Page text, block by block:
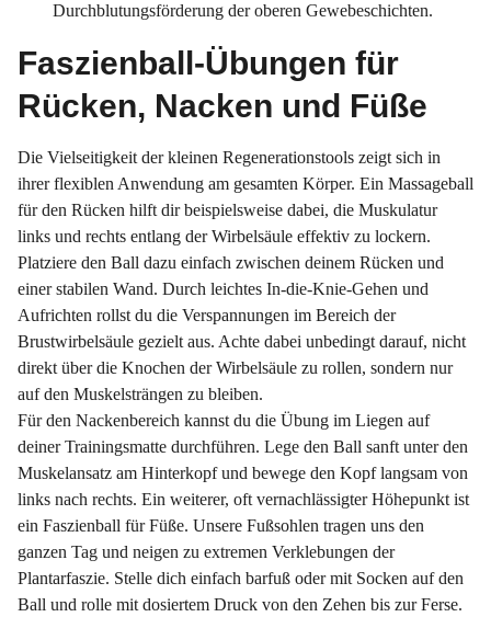
Durchblutungsförderung der oberen Gewebeschichten.
Faszienball-Übungen für
Rücken, Nacken und Füße
Die Vielseitigkeit der kleinen Regenerationstools zeigt sich in
ihrer flexiblen Anwendung am gesamten Körper. Ein Massageball
für den Rücken hilft dir beispielsweise dabei, die Muskulatur
links und rechts entlang der Wirbelsäule effektiv zu lockern.
Platziere den Ball dazu einfach zwischen deinem Rücken und
einer stabilen Wand. Durch leichtes In-die-Knie-Gehen und
Aufrichten rollst du die Verspannungen im Bereich der
Brustwirbelsäule gezielt aus. Achte dabei unbedingt darauf, nicht
direkt über die Knochen der Wirbelsäule zu rollen, sondern nur
auf den Muskelsträngen zu bleiben.
Für den Nackenbereich kannst du die Übung im Liegen auf
deiner Trainingsmatte durchführen. Lege den Ball sanft unter den
Muskelansatz am Hinterkopf und bewege den Kopf langsam von
links nach rechts. Ein weiterer, oft vernachlässigter Höhepunkt ist
ein Faszienball für Füße. Unsere Fußsohlen tragen uns den
ganzen Tag und neigen zu extremen Verklebungen der
Plantarfaszie. Stelle dich einfach barfuß oder mit Socken auf den
Ball und rolle mit dosiertem Druck von den Zehen bis zur Ferse.